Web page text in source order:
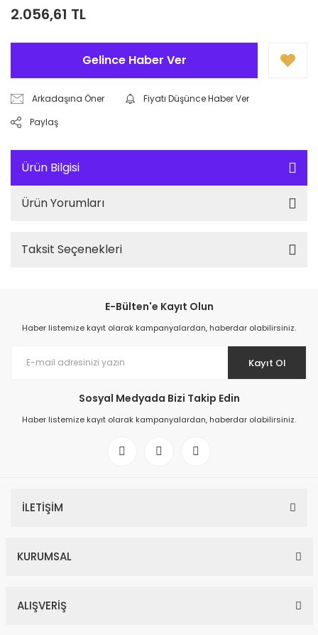
2.056,61 TL
Gelince Haber Ver
Arkadaşına Öner
Fiyatı Düşünce Haber Ver
Paylaş
Ürün Bilgisi
Ürün Yorumları
Taksit Seçenekleri
E-Bülten'e Kayıt Olun
Haber listemize kayıt olarak kampanyalardan, haberdar olabilirsiniz.
Kayıt Ol
Sosyal Medyada Bizi Takip Edin
Haber listemize kayıt olarak kampanyalardan, haberdar olabilirsiniz.
İLETİŞİM
KURUMSAL
ALIŞVERİŞ